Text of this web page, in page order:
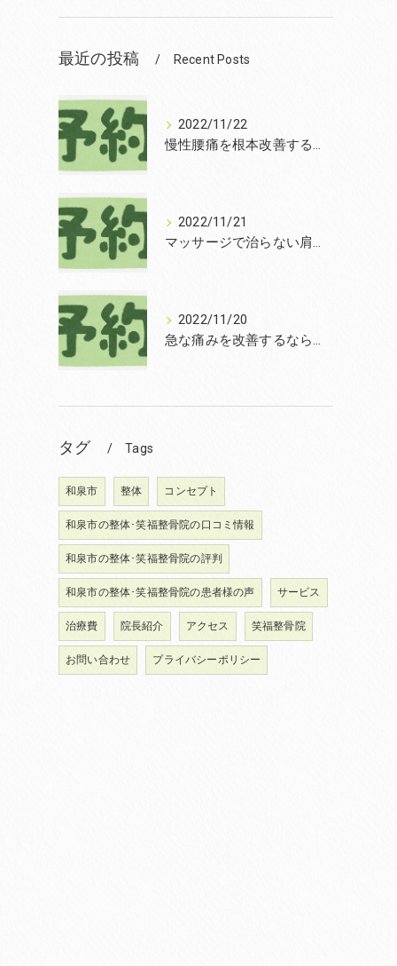
最近の投稿 Recent Posts
2022/11/22
慢性腰痛を根本改善するなら和泉市の笑福整骨院【2022年11月22日の予約状況】
2022/11/21
マッサージで治らない肩こりを改善する無痛整体和泉市笑福整骨院【2022年11月21日の予約状況】
2022/11/20
急な痛みを改善するなら和泉市の土日診療の笑福整骨院【2022年11月20日の予約状況】
タグ Tags
和泉市 整体 コンセプト
和泉市の整体･笑福整骨院の口コミ情報
和泉市の整体･笑福整骨院の評判
和泉市の整体･笑福整骨院の患者様の声 サービス
治療費 院長紹介 アクセス 笑福整骨院
お問い合わせ プライバシーポリシー